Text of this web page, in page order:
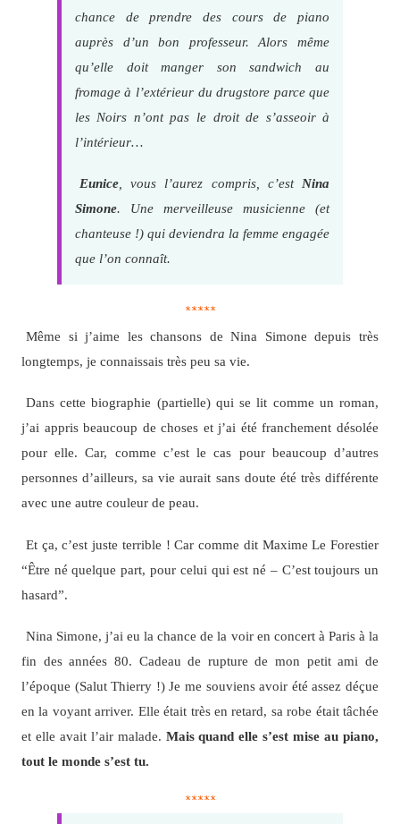
chance de prendre des cours de piano
auprès d’un bon professeur. Alors même
qu’elle doit manger son sandwich au
fromage à l’extérieur du drugstore parce que
les Noirs n’ont pas le droit de s’asseoir à
l’intérieur…
Eunice, vous l’aurez compris, c’est Nina
Simone. Une merveilleuse musicienne (et
chanteuse !) qui deviendra la femme engagée
que l’on connaît.
*****
Même si j’aime les chansons de Nina Simone depuis très
longtemps, je connaissais très peu sa vie.
Dans cette biographie (partielle) qui se lit comme un roman,
j’ai appris beaucoup de choses et j’ai été franchement désolée
pour elle. Car, comme c’est le cas pour beaucoup d’autres
personnes d’ailleurs, sa vie aurait sans doute été très différente
avec une autre couleur de peau.
Et ça, c’est juste terrible ! Car comme dit Maxime Le Forestier
“Être né quelque part, pour celui qui est né – C’est toujours un
hasard”.
Nina Simone, j’ai eu la chance de la voir en concert à Paris à la
fin des années 80. Cadeau de rupture de mon petit ami de
l’époque (Salut Thierry !) Je me souviens avoir été assez déçue
en la voyant arriver. Elle était très en retard, sa robe était tâchée
et elle avait l’air malade. Mais quand elle s’est mise au piano,
tout le monde s’est tu.
*****